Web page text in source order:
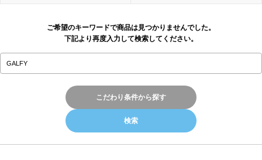
ご希望のキーワードで商品は見つかりませんでした。
下記より再度入力して検索してください。
こだわり条件から探す